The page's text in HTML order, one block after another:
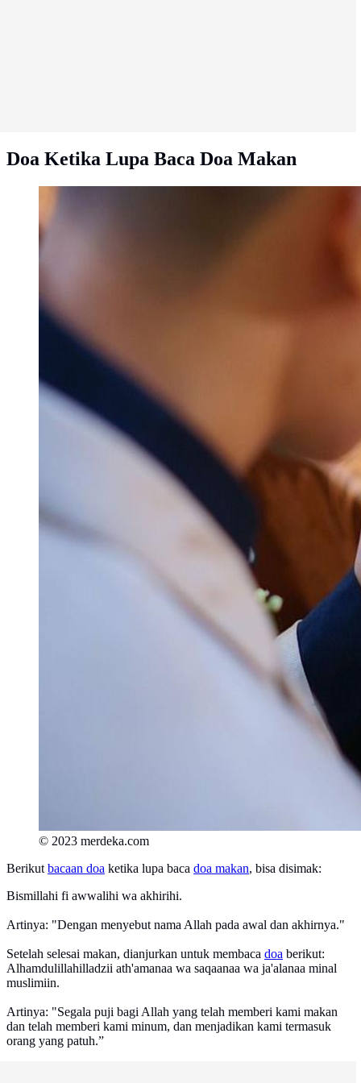
Doa Ketika Lupa Baca Doa Makan
© 2023 merdeka.com
Berikut bacaan doa ketika lupa baca doa makan, bisa disimak:
Bismillahi fi awwalihi wa akhirihi.
Artinya: "Dengan menyebut nama Allah pada awal dan akhirnya."
Setelah selesai makan, dianjurkan untuk membaca doa berikut:
Alhamdulillahilladzii ath'amanaa wa saqaanaa wa ja'alanaa minal
muslimiin.
Artinya: "Segala puji bagi Allah yang telah memberi kami makan
dan telah memberi kami minum, dan menjadikan kami termasuk
orang yang patuh.”